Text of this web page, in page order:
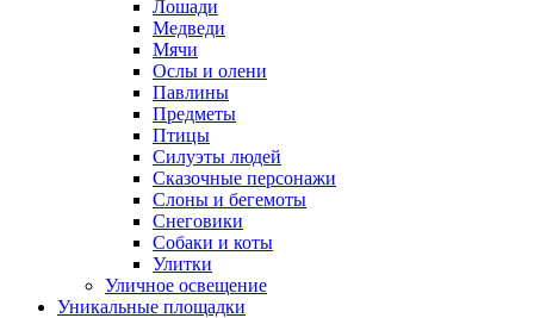
Лошади
Медведи
Мячи
Ослы и олени
Павлины
Предметы
Птицы
Силуэты людей
Сказочные персонажи
Слоны и бегемоты
Снеговики
Собаки и коты
Улитки
Уличное освещение
Уникальные площадки